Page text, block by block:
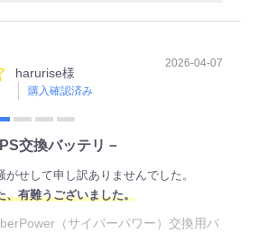
harurise様
購入確認済み
2026-04-07
交換バッテリ－
せして申し訳ありませんでした。
、有難うございました。
（サイバーパワー）交換用バ